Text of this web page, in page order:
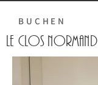
Le Clos normand
BUCHEN